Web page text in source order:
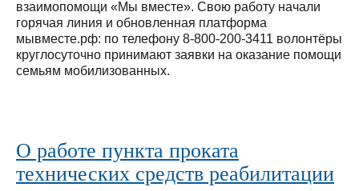
взаимопомощи «Мы вместе». Cвою работу начали
горячая линия и обновленная платформа
мывместе.рф: по телефону 8-800-200-3411 волонтёры
круглосуточно принимают заявки на оказание помощи
семьям мобилизованных.
О работе пункта проката
технических средств реабилитации